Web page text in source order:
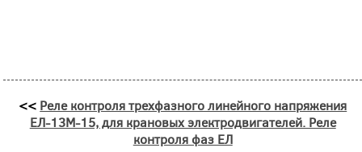
<< Реле контроля трехфазного линейного напряжения
ЕЛ-13М-15, для крановых электродвигателей. Реле
контроля фаз ЕЛ